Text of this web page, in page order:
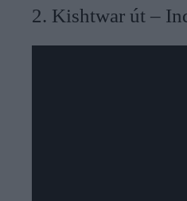
​2. Kishtwar út –